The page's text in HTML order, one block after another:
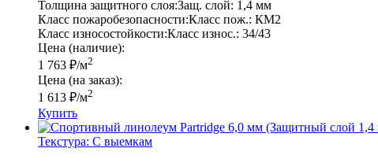
Толщина защитного слоя:Защ. слой: 1,4 мм
Класс пожаробезопасности:Класс пож.: КМ2
Класс износостойкости:Класс износ.: 34/43
Цена (наличие):
1 763 ₽/м2
Цена (на заказ):
1 613 ₽/м2
Купить
Текстура: С выемкам